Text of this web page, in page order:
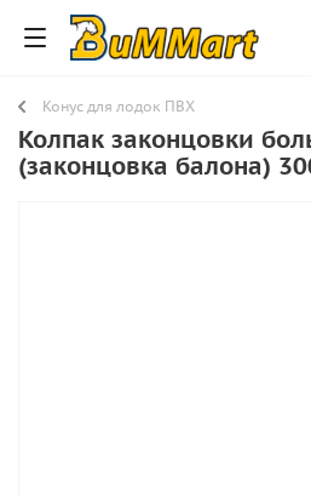
Конус для лодок ПВХ
Колпак законцовки
(законцовка балона)